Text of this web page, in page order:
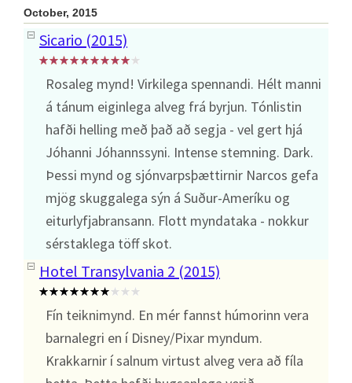
October, 2015
Sicario (2015)
Rosaleg mynd! Virkilega spennandi. Hélt manni
á tánum eiginlega alveg frá byrjun. Tónlistin
hafði helling með það að segja - vel gert hjá
Jóhanni Jóhannssyni. Intense stemning. Dark.
Þessi mynd og sjónvarpsþættirnir Narcos gefa
mjög skuggalega sýn á Suður-Ameríku og
eiturlyfjabransann. Flott myndataka - nokkur
sérstaklega töff skot.
Hotel Transylvania 2 (2015)
Fín teiknimynd. En mér fannst húmorinn vera
barnalegri en í Disney/Pixar myndum.
Krakkarnir í salnum virtust alveg vera að fíla